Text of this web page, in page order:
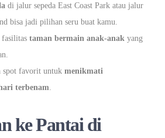
di jalur sepeda East Coast Park atau jalur
bisa jadi pilihan seru buat kamu.
fasilitastaman bermain anak-anak yang
spot favorit untukmenikmati
terbenam
ke Pantai di